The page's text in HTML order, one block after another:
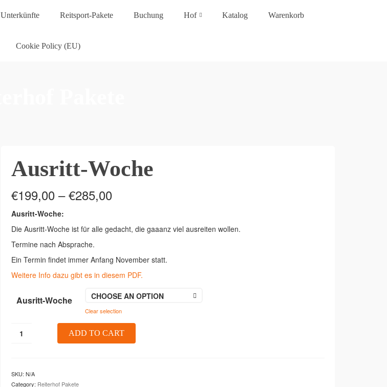
Unterkünfte Reitsport-Pakete Buchung Hof Katalog Warenkorb
Cookie Policy (EU)
Ausritt-Woche
€199,00 – €285,00Price
range:
through
€285,00
Ausritt-Woche:
Die Ausritt-Woche ist für alle gedacht, die gaaanz viel ausreiten wollen.
Termine nach Absprache.
Ein Termin findet immer Anfang November statt.
Weitere Info dazu gibt es in diesem PDF.
Ausritt-Woche CHOOSE AN OPTION
Clear selection
Woche
ADD TO CART
SKU: N/A
Category: Reiterhof Pakete